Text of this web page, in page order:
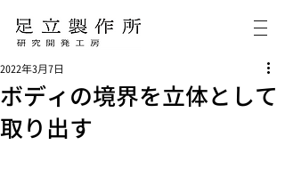
ボディの境界を立体として
取り出す
2022年3月7日